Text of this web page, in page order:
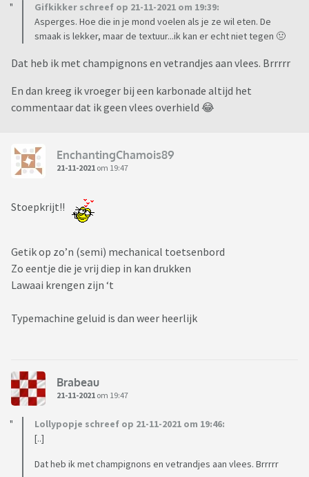
Gifkikker schreef op 21-11-2021 om 19:39:
Asperges. Hoe die in je mond voelen als je ze wil eten. De
smaak is lekker, maar de textuur...ik kan er echt niet tegen 🤢
Dat heb ik met champignons en vetrandjes aan vlees. Brrrrr
En dan kreeg ik vroeger bij een karbonade altijd het
commentaar dat ik geen vlees overhield 😂
EnchantingChamois89
21-11-2021 om 19:47
Stoepkrijt!!
Getik op zo’n (semi) mechanical toetsenbord
Zo eentje die je vrij diep in kan drukken
Lawaai krengen zijn ‘t
Typemachine geluid is dan weer heerlijk
Brabeau
21-11-2021 om 19:47
Lollypopje schreef op 21-11-2021 om 19:46:
[..]
Dat heb ik met champignons en vetrandjes aan vlees. Brrrrr